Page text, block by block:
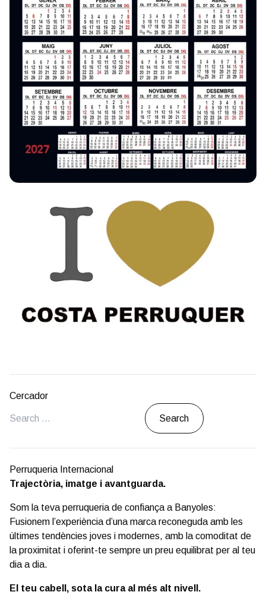
Cercador
Perruqueria Internacional
Trajectòria, imatge i avantguarda.
Som la teva perruqueria de confiança a Banyoles:
Fusionem l’experiència d’una marca reconeguda amb les
últimes tendències joves i modernes, amb la comoditat de
la proximitat i oferint-te sempre un preu equilibrat per al teu
dia a dia.
El teu cabell, sota la cura al més alt nivell.